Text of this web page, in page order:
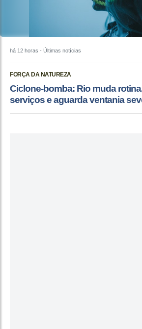
há 12 horas - Últimas notícias
FORÇA DA NATUREZA
Ciclone-bomba: Rio muda
serviços e aguarda ventania